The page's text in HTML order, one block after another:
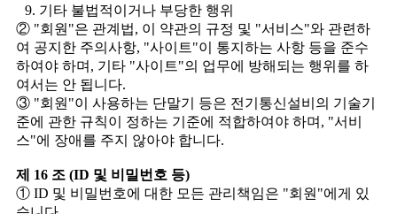
9. 기타 불법적이거나 부당한 행위
② "회원"은 관계법, 이 약관의 규정 및 "서비스"와 관련하
여 공지한 주의사항, "사이트"이 통지하는 사항 등을 준수
하여야 하며, 기타 "사이트"의 업무에 방해되는 행위를 하
여서는 안 됩니다.
③ "회원"이 사용하는 단말기 등은 전기통신설비의 기술기
준에 관한 규칙이 정하는 기준에 적합하여야 하며, "서비
스"에 장애를 주지 않아야 합니다.
제 16 조 (ID 및 비밀번호 등)
① ID 및 비밀번호에 대한 모든 관리책임은 "회원"에게 있